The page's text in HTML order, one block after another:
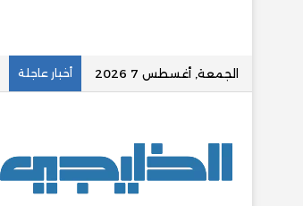
الجمعة, أغسطس 7 2026 أخبار عاجلة